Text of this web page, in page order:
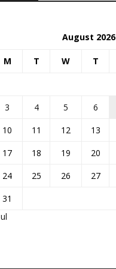
August 2026
M T W T
3
4 5 6
10
11 12 13
17
18 19 20
24
25 26 27
31